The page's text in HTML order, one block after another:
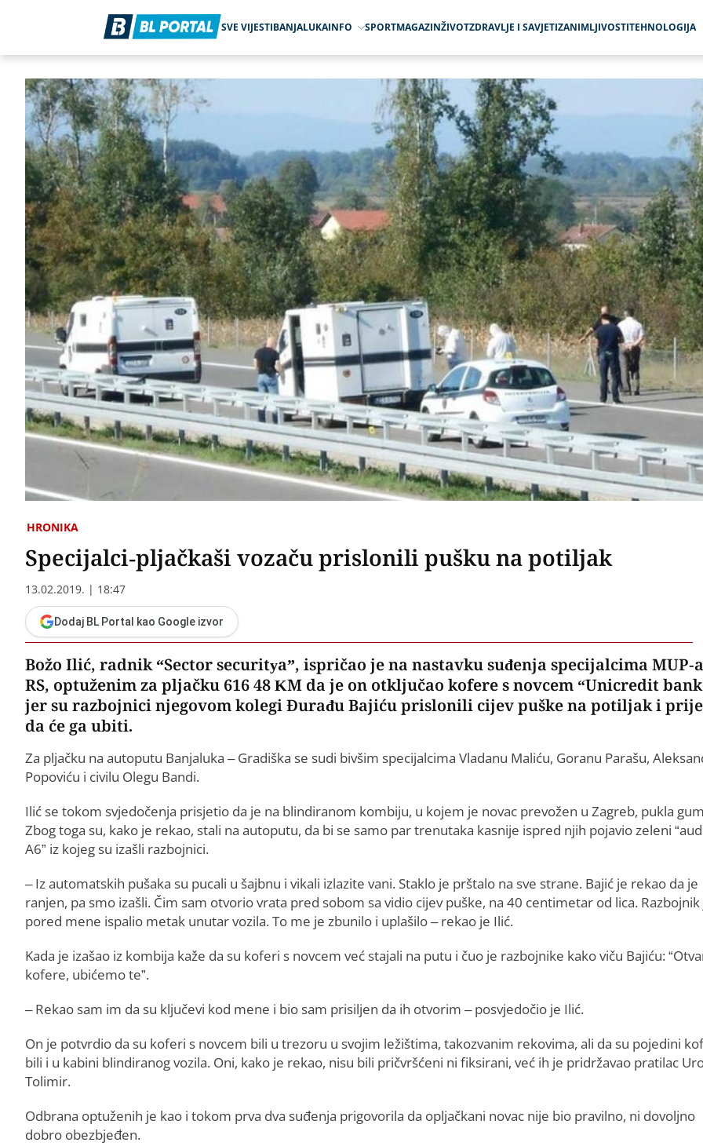
SVE VIJESTIBANJALUKAINFO SPORTMAGAZINŽIVOTZDRAVLJE I SAVJETIZANIMLJIVOSTITEHNOLOGIJA
HRONIKA
Specijalci-pljačkaši vozaču prislonili pušku na potiljak
13.02.2019. | 18:47
Dodaj BL Portal kao Google izvor
Božo Ilić, radnik “Sector securitya”, ispričao je na nastavku suđenja specijalcima MUP-a
RS, optuženim za pljačku 616 48 KM da je on otključao kofere s novcem “Unicredit
jer su razbojnici njegovom kolegi Đurađu Bajiću prislonili cijev puške na potiljak i
da će ga ubiti.
Za pljačku na autoputu Banjaluka – Gradiška se sudi bivšim specijalcima Vladanu Maliću, Goranu Parašu,
Popoviću i civilu Olegu Bandi.
Ilić se tokom svjedočenja prisjetio da je na blindiranom kombiju, u kojem je novac prevožen u Zagreb, pukla
Zbog toga su, kako je rekao, stali na autoputu, da bi se samo par trenutaka kasnije ispred njih pojavio zeleni
A6” iz kojeg su izašli razbojnici.
– Iz automatskih pušaka su pucali u šajbnu i vikali izlazite vani. Staklo je prštalo na sve strane. Bajić je rekao da je
ranjen, pa smo izašli. Čim sam otvorio vrata pred sobom sa vidio cijev puške, na 40 centimetar od lica. Razbojnik
pored mene ispalio metak unutar vozila. To me je zbunilo i uplašilo – rekao je Ilić.
Kada je izašao iz kombija kaže da su koferi s novcem već stajali na putu i čuo je razbojnike kako viču Bajiću:
kofere, ubićemo te”.
– Rekao sam im da su ključevi kod mene i bio sam prisiljen da ih otvorim – posvjedočio je Ilić.
On je potvrdio da su koferi s novcem bili u trezoru u svojim ležištima, takozvanim rekovima, ali da su pojedini
bili i u kabini blindiranog vozila. Oni, kako je rekao, nisu bili pričvršćeni ni fiksirani, već ih je pridržavao pratilac
Tolimir.
Odbrana optuženih je kao i tokom prva dva suđenja prigovorila da opljačkani novac nije bio pravilno, ni dovoljno
dobro obezbjeđen.